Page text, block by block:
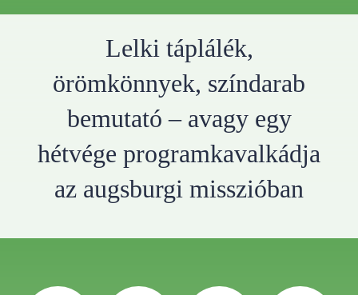
Lelki táplálék,
örömkönnyek, színdarab
bemutató – avagy egy
hétvége programkavalkádja
az augsburgi misszióban